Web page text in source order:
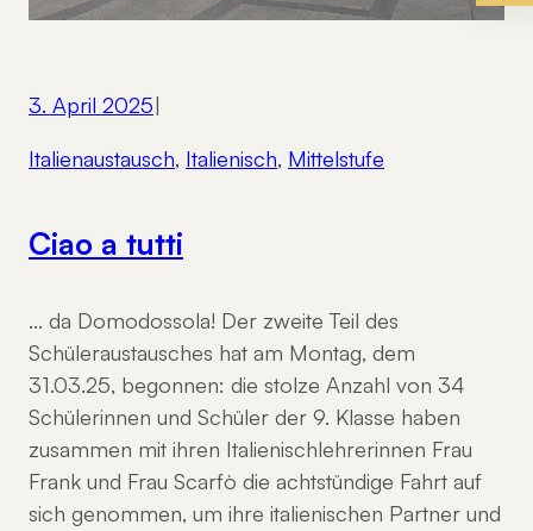
3. April 2025|
Italienaustausch, Italienisch, Mittelstufe
Ciao a tutti
… da Domodossola! Der zweite Teil des
Schüleraustausches hat am Montag, dem
31.03.25, begonnen: die stolze Anzahl von 34
Schülerinnen und Schüler der 9. Klasse haben
zusammen mit ihren Italienischlehrerinnen Frau
Frank und Frau Scarfò die achtstündige Fahrt auf
sich genommen, um ihre italienischen Partner und